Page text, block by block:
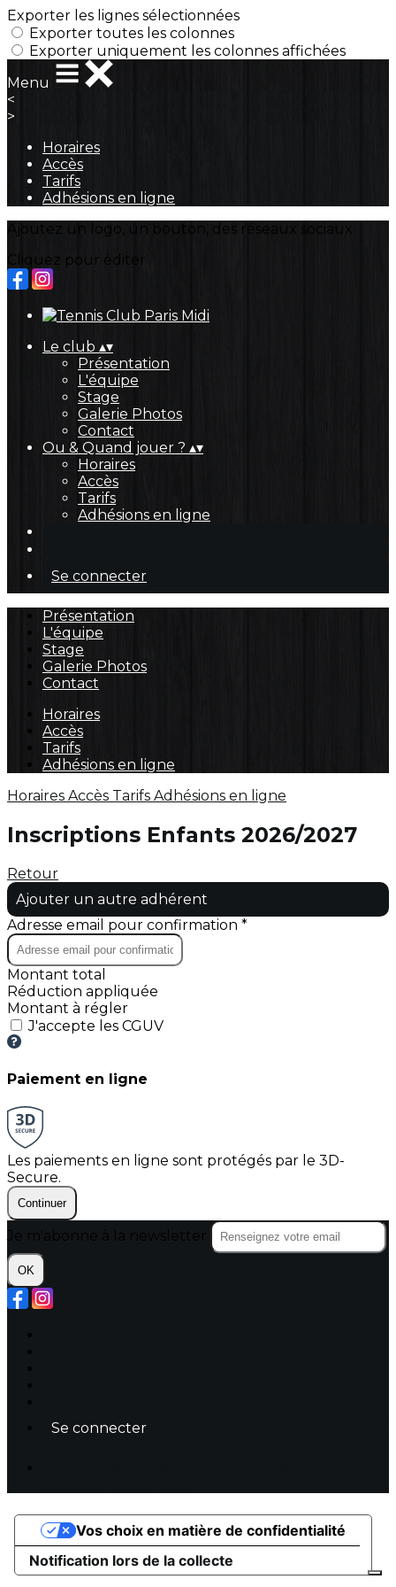
Exporter les lignes sélectionnées
Exporter toutes les colonnes
Exporter uniquement les colonnes affichées
Menu
<
>
Horaires
Accès
Tarifs
Adhésions en ligne
Ajoutez un logo, un bouton, des réseaux sociaux
Cliquez pour éditer
Le club ▴▾
Présentation
L'équipe
Stage
Galerie Photos
Contact
Ou & Quand jouer ? ▴▾
Horaires
Accès
Tarifs
Adhésions en ligne
Se connecter
Présentation
L'équipe
Stage
Galerie Photos
Contact
Horaires
Accès
Tarifs
Adhésions en ligne
Horaires Accès Tarifs Adhésions en ligne
Inscriptions Enfants 2026/2027
Retour
Ajouter un autre adhérent
Adresse email pour confirmation *
Montant total
Réduction appliquée
Montant à régler
J'accepte les CGUV
Paiement en ligne
Les paiements en ligne sont protégés par le 3D-
Secure.
Continuer
OK
Se connecter
Notification lors de la collecte
Vos choix en matière de confidentialité